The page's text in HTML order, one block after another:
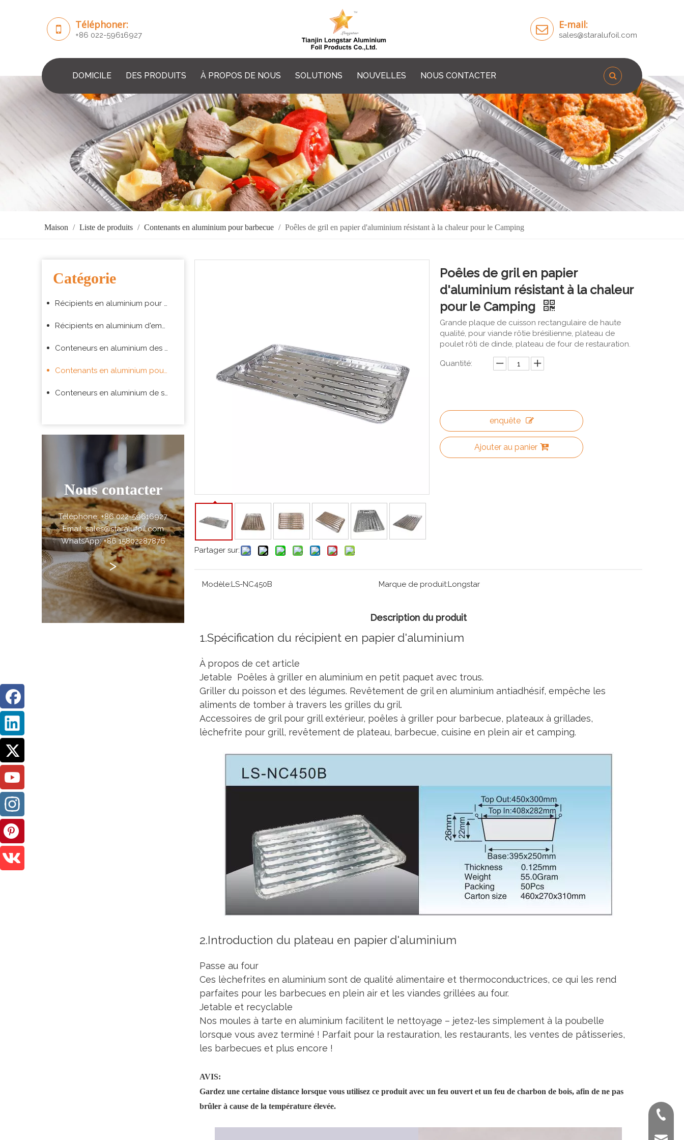
Téléphoner:
+86 022-59616927
E-mail:
sales@staralufoil.com
DOMICILE DES PRODUITS À PROPOS DE NOUS SOLUTIONS NOUVELLES NOUS CONTACTER
Maison / Liste de produits / Contenants en aluminium pour barbecue / Poêles de gril en papier d'aluminium résistant à la chaleur pour le Camping
Catégorie
Récipients en aluminium pour ustensiles de cuisson
Récipients en aluminium d'emballage alimentaire à emporter
Conteneurs en aluminium des compagnies aériennes
Contenants en aluminium pour barbecue
Conteneurs en aluminium de supermarché
Nous contacter
Téléphone: +86 022-59616927
Email: sales@staralufoil.com
WhatsApp: +86 15802287876
>
Partager sur:
Poêles de gril en papier
d'aluminium résistant à la chaleur
pour le Camping
Grande plaque de cuisson rectangulaire de haute
qualité, pour viande rôtie brésilienne, plateau de
poulet rôti de dinde, plateau de four de restauration.
Quantité:
enquête
Ajouter au panier
Modèle:LS-NC450B Marque de produit:Longstar
Description du produit
1.Spécification du récipient en papier d'aluminium
À propos de cet article
Jetable Poêles à griller en aluminium en petit paquet avec trous.
Griller du poisson et des légumes. Revêtement de gril en aluminium antiadhésif, empêche les
aliments de tomber à travers les grilles du gril.
Accessoires de gril pour grill extérieur, poêles à griller pour barbecue, plateaux à grillades,
lèchefrite pour grill, revêtement de plateau, barbecue, cuisine en plein air et camping.
2.Introduction du plateau en papier d'aluminium
Passe au four
Ces lèchefrites en aluminium sont de qualité alimentaire et thermoconductrices, ce qui les rend
parfaites pour les barbecues en plein air et les viandes grillées au four.
Jetable et recyclable
Nos moules à tarte en aluminium facilitent le nettoyage – jetez-les simplement à la poubelle
lorsque vous avez terminé ! Parfait pour la restauration, les restaurants, les ventes de pâtisseries,
les barbecues et plus encore !
AVIS:
Gardez une certaine distance lorsque vous utilisez ce produit avec un feu ouvert et un feu de charbon de bois, afin de ne pas
brûler à cause de la température élevée.
+ 86-